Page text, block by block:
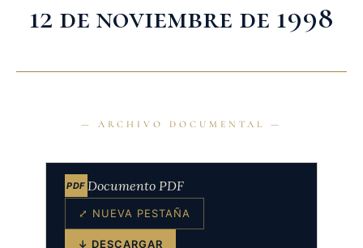
12 de noviembre de 1998
PDF Documento PDF
⤢ NUEVA PESTAÑA
↓ DESCARGAR